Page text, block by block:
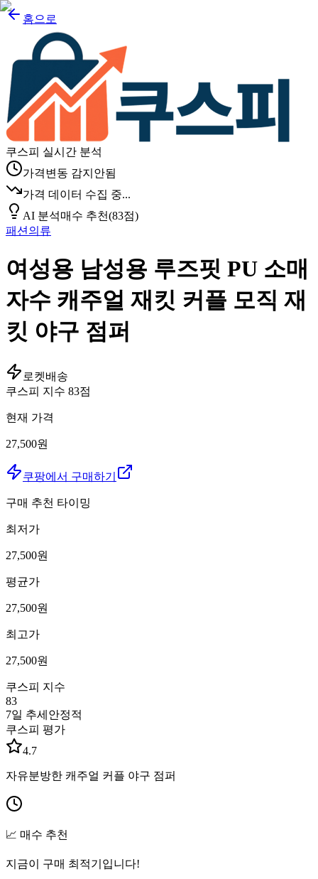
홈으로
쿠스피 실시간 분석
가격변동 감지안됨
가격 데이터 수집 중...
AI 분석매수 추천(83점)
패션의류
여성용 남성용 루즈핏 PU 소매
자수 캐주얼 재킷 커플 모직 재
킷 야구 점퍼
로켓배송
쿠스피 지수 83점
현재 가격
27,500원
쿠팡에서 구매하기
구매 추천 타이밍
최저가
27,500원
평균가
27,500원
최고가
27,500원
쿠스피 지수
83
7일 추세 안정적
쿠스피 평가
4.7
자유분방한 캐주얼 커플 야구 점퍼
📈 매수 추천
지금이 구매 최적기입니다!